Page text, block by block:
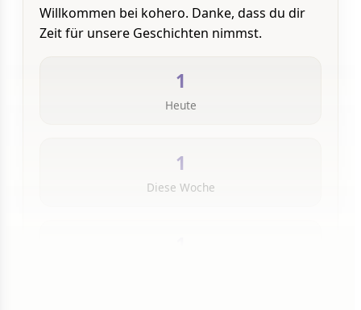
Willkommen bei kohero. Danke, dass du dir
Zeit für unsere Geschichten nimmst.
1
Heute
1
Diese Woche